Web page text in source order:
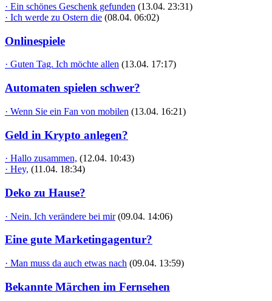
· Ein schönes Geschenk gefunden (13.04. 23:31)
· Ich werde zu Ostern die (08.04. 06:02)
Onlinespiele
· Guten Tag. Ich möchte allen (13.04. 17:17)
Automaten spielen schwer?
· Wenn Sie ein Fan von mobilen (13.04. 16:21)
Geld in Krypto anlegen?
· Hallo zusammen, (12.04. 10:43)
· Hey, (11.04. 18:34)
Deko zu Hause?
· Nein. Ich verändere bei mir (09.04. 14:06)
Eine gute Marketingagentur?
· Man muss da auch etwas nach (09.04. 13:59)
Bekannte Märchen im Fernsehen